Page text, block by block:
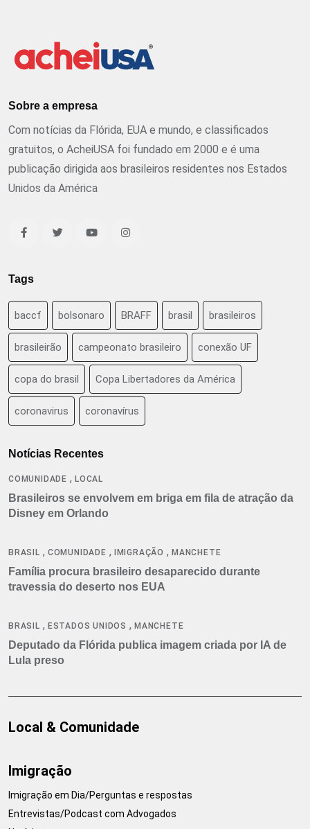
Sobre a empresa
Com notícias da Flórida, EUA e mundo, e classificados
gratuitos, o AcheiUSA foi fundado em 2000 e é uma
publicação dirigida aos brasileiros residentes nos Estados
Unidos da América
Tags
baccf bolsonaro BRAFF brasil brasileiros
brasileirão campeonato brasileiro conexão UF
copa do brasil Copa Libertadores da América
coronavirus coronavírus
Notícias Recentes
COMUNIDADE , LOCAL
Brasileiros se envolvem em briga em fila de atração da
Disney em Orlando
BRASIL , COMUNIDADE , IMIGRAÇÃO ,MANCHETE
Família procura brasileiro desaparecido durante
travessia do deserto nos EUA
BRASIL , ESTADOS UNIDOS ,MANCHETE
Deputado da Flórida publica imagem criada por IA de
Lula preso
Local & Comunidade
Imigração
Imigração em Dia/Perguntas e respostas
Entrevistas/Podcast com Advogados